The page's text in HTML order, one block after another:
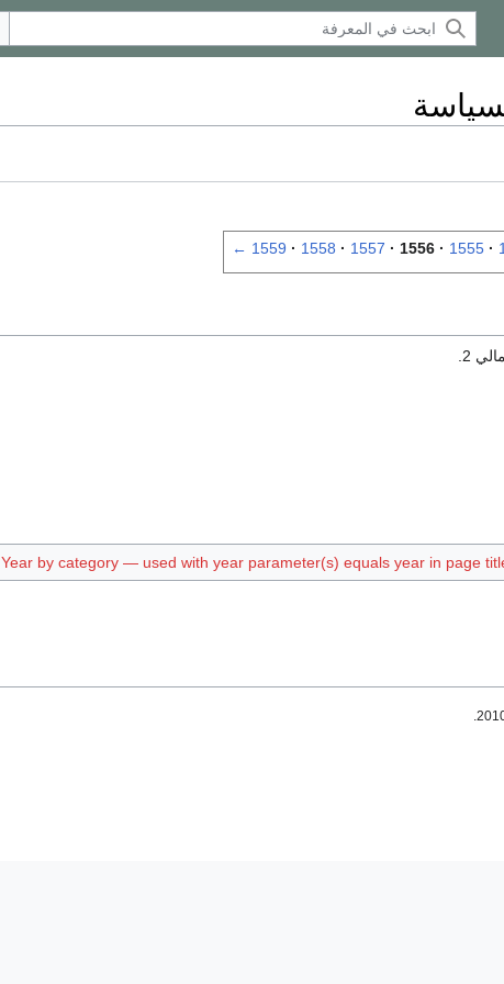
1555
1556
1557
1558
1559
←
2.
Year by category — used with year parameter(s) equals year in page